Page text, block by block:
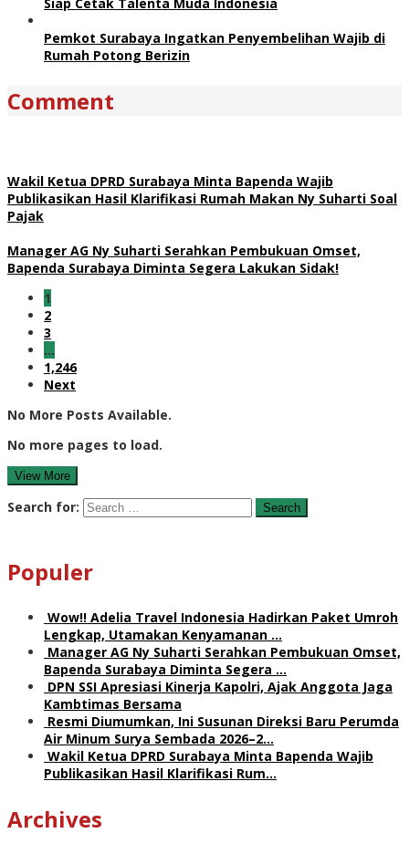
Pemkot Surabaya Ingatkan Penyembelihan Wajib di
Rumah Potong Berizin
Comment
Wakil Ketua DPRD Surabaya Minta Bapenda Wajib
Publikasikan Hasil Klarifikasi Rumah Makan Ny Suharti Soal
Pajak
Manager AG Ny Suharti Serahkan Pembukuan Omset,
Bapenda Surabaya Diminta Segera Lakukan Sidak!
1
2
3
…
1,246
Next
No More Posts Available.
No more pages to load.
View More
Search for:
Populer
Wow!! Adelia Travel Indonesia Hadirkan Paket Umroh
Lengkap, Utamakan Kenyamanan …
Manager AG Ny Suharti Serahkan Pembukuan Omset,
Bapenda Surabaya Diminta Segera …
DPN SSI Apresiasi Kinerja Kapolri, Ajak Anggota Jaga
Kambtimas Bersama
Resmi Diumumkan, Ini Susunan Direksi Baru Perumda
Air Minum Surya Sembada 2026–2…
Wakil Ketua DPRD Surabaya Minta Bapenda Wajib
Publikasikan Hasil Klarifikasi Rum…
Archives